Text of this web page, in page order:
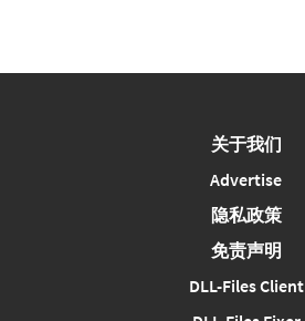
关于我们
Advertise
隐私政策
免责声明
DLL-Files Client